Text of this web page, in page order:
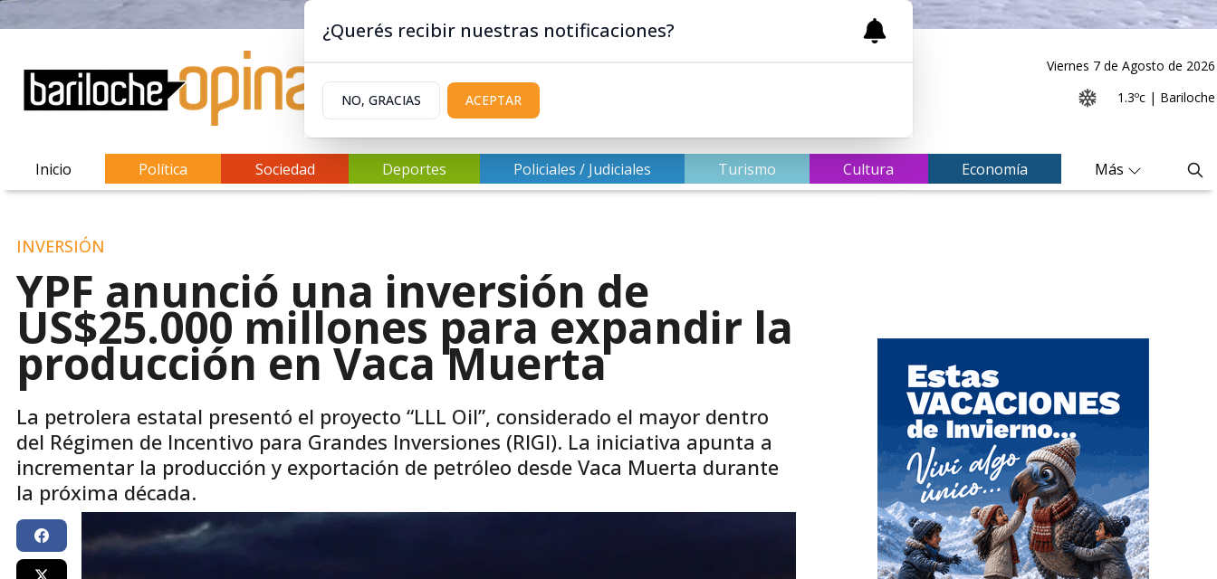
Viernes 7 de Agosto de 2026
1.3ºc | Bariloche
Inicio Política Sociedad Deportes Policiales / Judiciales Turismo Cultura Economía Más
INVERSIÓN
YPF anunció una inversión de
US$25.000 millones para expandir la
producción en Vaca Muerta
La petrolera estatal presentó el proyecto “LLL Oil”, considerado el mayor dentro
del Régimen de Incentivo para Grandes Inversiones (RIGI). La iniciativa apunta a
incrementar la producción y exportación de petróleo desde Vaca Muerta durante
la próxima década.
¿Querés recibir nuestras notificaciones?
NO, GRACIAS ACEPTAR